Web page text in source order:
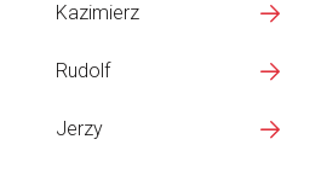
Kazimierz
Rudolf
Jerzy